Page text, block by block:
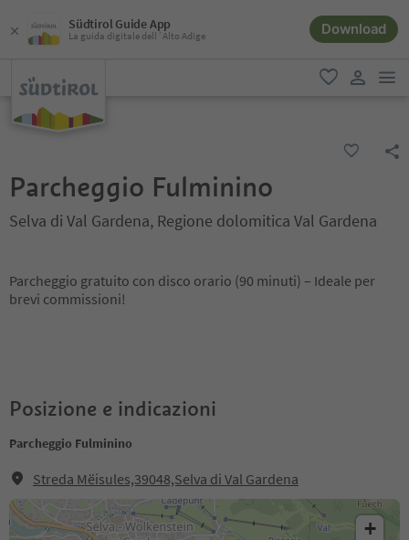
Südtirol Guide App
La guida digitale dell´Alto Adige Download
favoriti
Parcheggio Fulminino
Selva di Val Gardena, Regione dolomitica Val Gardena
Parcheggio gratuito con disco orario (90 minuti) – Ideale per
brevi commissioni!
Posizione e indicazioni
Parcheggio Fulminino
Streda Mëisules,39048,Selva di Val Gardena
+